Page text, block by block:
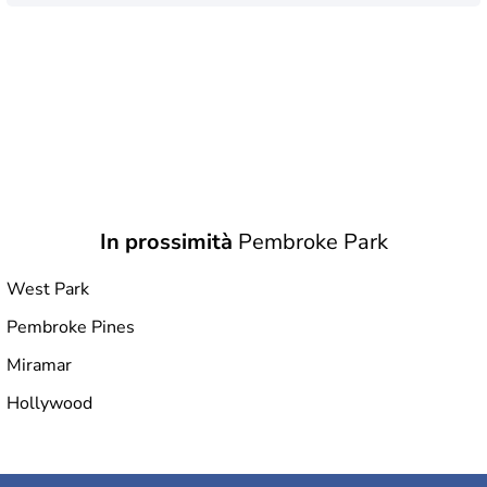
In prossimità Pembroke Park
West Park
Pembroke Pines
Miramar
Hollywood